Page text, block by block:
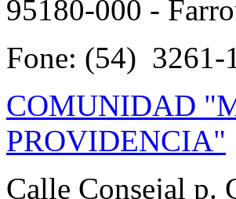
95180-000 -
Fone: (54) 3261-
COMUNIDAD
PROVIDENCIA"
Calle Consejal p.